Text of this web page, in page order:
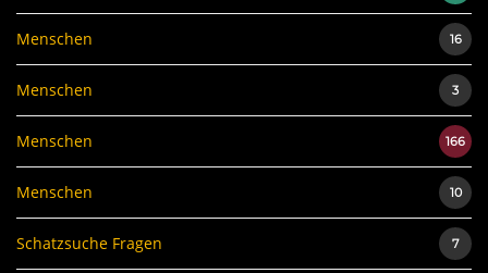
Menschen 16
Menschen 3
Menschen 166
Menschen 10
Schatzsuche Fragen 7